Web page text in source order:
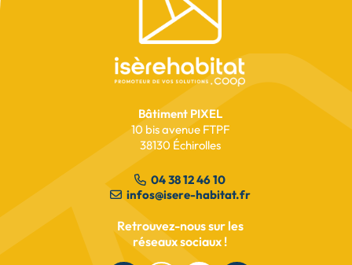
de
page
Bâtiment PIXEL
10 bis avenue FTPF
38130 Échirolles
04 38 12 46 10
infos@isere-habitat.fr
Retrouvez-nous sur les
réseaux sociaux !